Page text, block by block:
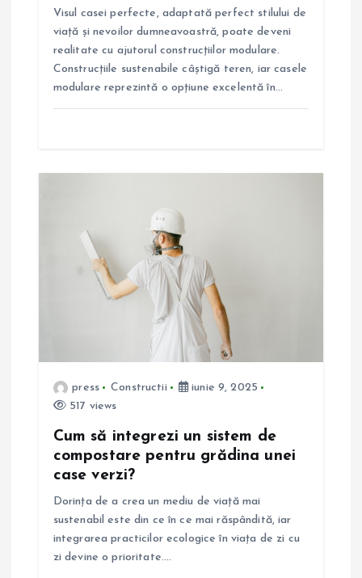
Visul casei perfecte, adaptată perfect stilului de
viață și nevoilor dumneavoastră, poate deveni
realitate cu ajutorul construcțiilor modulare.
Construcțiile sustenabile câștigă teren, iar casele
modulare reprezintă o opțiune excelentă în…
press Constructii
iunie 9, 2025
517 views
Cum să integrezi un sistem de
compostare pentru grădina unei
case verzi?
Dorința de a crea un mediu de viață mai
sustenabil este din ce în ce mai răspândită, iar
integrarea practicilor ecologice în viața de zi cu
zi devine o prioritate.…